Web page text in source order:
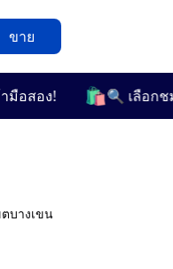
ขาย
! 🛍️ 🔍 เลือกชมจา
ตบางเขน